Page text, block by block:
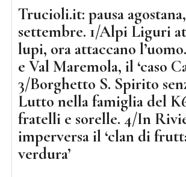
Trucioli.it: pausa
settembre. 1/Alpi Liguri
lupi, ora attaccano
e Val Maremola, il ‘caso
3/Borghetto S. Spirito
Lutto nella famiglia del
fratelli e sorelle. 4/In
imperversa il ‘clan di
verdura’